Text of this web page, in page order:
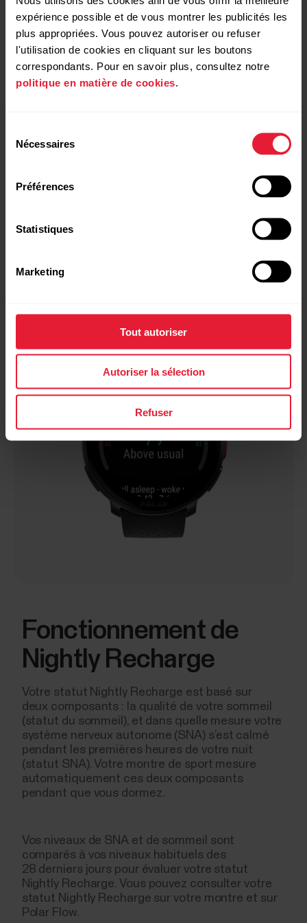
expérience possible et de vous montrer les publicités les
plus appropriées. Vous pouvez autoriser ou refuser
l'utilisation de cookies en cliquant sur les boutons
correspondants. Pour en savoir plus, consultez notre
politique en matière de cookies
Nécessaires
Préférences
Statistiques
Marketing
Tout autoriser
Autoriser la sélection
Refuser
performances.
Le sommeil et l’activité du système
nerveux autonome (SNA) sont de bons
indicateurs de récupération. La
votre récupération et à faire les bons
Fonctionnement de
Nightly Recharge
Votre statut Nightly Recharge est basé sur
deux composants : la qualité de votre sommeil
(statut du sommeil), et dans quelle mesure votre
système nerveux autonome (SNA) s’est calmé
pendant les premières heures de votre nuit
(statut SNA). Votre montre de sport mesure
automatiquement ces deux composants
pendant que vous dormez.
Vos niveaux de SNA et de sommeil sont
comparés à vos niveaux habituels des
28 derniers jours pour évaluer votre statut
Nightly Recharge. Vous pouvez consulter votre
statut Nightly Recharge sur votre montre et sur
Polar Flow.